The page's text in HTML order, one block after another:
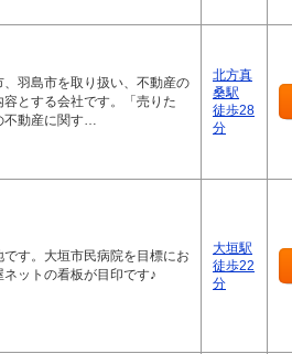
羽島市を取り扱い、不動産の
とする会社です。「売りた
不動産に関す…
北方真
桑駅
徒歩28
分
す。大垣市民病院を目標にお
ットの看板が目印です♪
大垣駅
徒歩22
分